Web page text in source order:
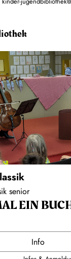
senior
EIN
Info